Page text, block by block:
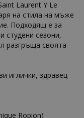
Laurent Y Le
на стила на мъже
Подходящ е за
студени сезони,
разгръща своята
иглички, здравец
Ropion)